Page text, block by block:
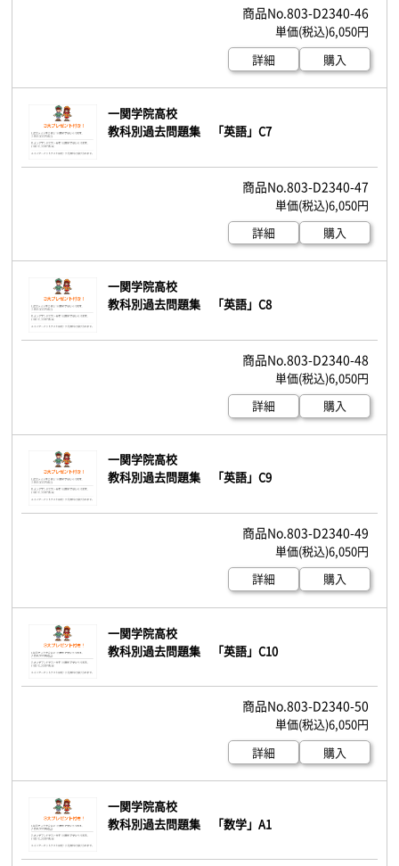
803-D2340-46
6,050円
詳細
購入
一関学院高校
教科別過去問題集 「英語」C7
803-D2340-47
6,050円
詳細
購入
一関学院高校
教科別過去問題集 「英語」C8
803-D2340-48
6,050円
詳細
購入
一関学院高校
教科別過去問題集 「英語」C9
803-D2340-49
6,050円
詳細
購入
一関学院高校
教科別過去問題集 「英語」C10
803-D2340-50
6,050円
詳細
購入
一関学院高校
教科別過去問題集 「数学」A1